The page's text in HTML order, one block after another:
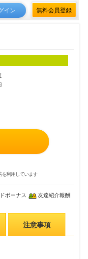
イン 無料会員登録
を利用しています
ボーナス 友達紹介報酬
注意事項